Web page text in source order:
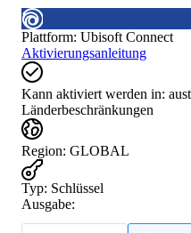
Plattform: Ubisoft Connect
Aktivierungsanleitung
Kann aktiviert werden in:
Länderbeschränkungen
Region: GLOBAL
Typ: Schlüssel
Ausgabe: